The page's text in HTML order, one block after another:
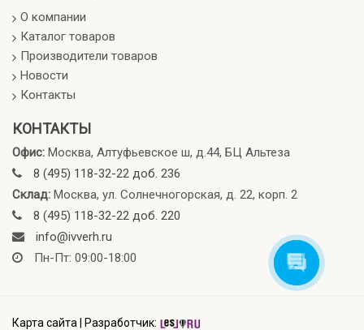
О компании
Каталог товаров
Производители товаров
Новости
Контакты
КОНТАКТЫ
Офис: Москва, Алтуфьевское ш, д.44, БЦ Альтеза
8 (495) 118-32-22 доб. 236
Склад: Москва, ул. Солнечногорская, д. 22, корп. 2
8 (495) 118-32-22 доб. 220
info@ivverh.ru
Пн-Пт: 09:00-18:00
Карта сайта Разработчик: